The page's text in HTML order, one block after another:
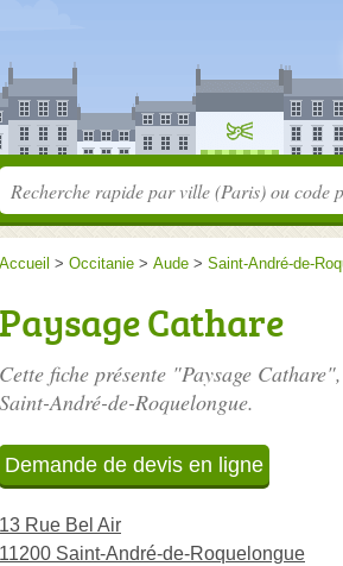
Accueil > Occitanie > Aude > Saint-André-de-
Paysage Cathare
Cette fiche présente "Paysage
Saint-André-de-Roquelongue.
Demande de devis en ligne
13 Rue Bel Air
11200 Saint-André-de-Roquelongue